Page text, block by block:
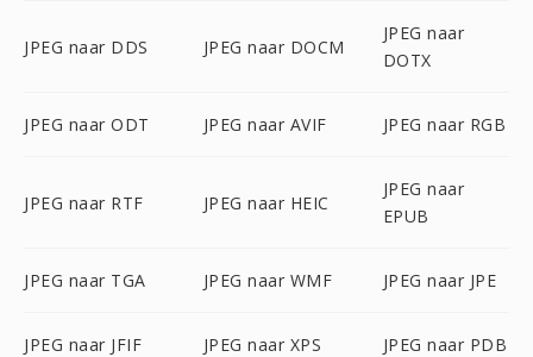
JPEG naar DDS JPEG naar DOCM
JPEG naar
DOTX
JPEG naar ODT JPEG naar AVIF JPEG naar RGB
JPEG naar RTF JPEG naar HEIC
JPEG naar
EPUB
JPEG naar TGA JPEG naar WMF JPEG naar JPE
JPEG naar JFIF JPEG naar XPS JPEG naar PDB